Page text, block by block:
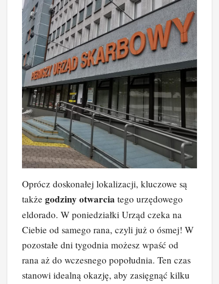
Oprócz doskonałej lokalizacji, kluczowe są
także godziny otwarcia tego urzędowego
eldorado. W poniedziałki Urząd czeka na
Ciebie od samego rana, czyli już o ósmej! W
pozostałe dni tygodnia możesz wpaść od
rana aż do wczesnego popołudnia. Ten czas
stanowi idealną okazję, aby zasięgnąć kilku